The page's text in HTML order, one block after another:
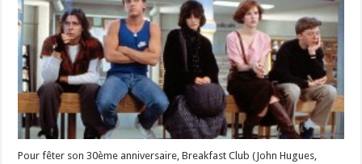
Pour fêter son 30ème anniversaire, Breakfast Club (John Hugues,